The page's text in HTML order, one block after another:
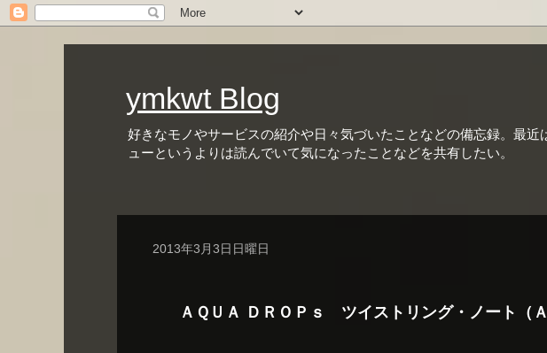
ymkwt Blog
好きなモノやサービスの紹介や日々気づいたことなどの備忘録。最
ューというよりは読んでいて気になったことなどを共有したい。
2013年3月3日日曜日
ＡＱＵＡ ＤＲＯＰｓ ツイストリング・ノート（Ａ